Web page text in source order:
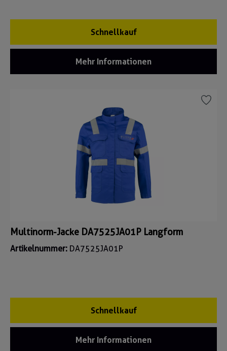
Schnellkauf
Mehr Informationen
Multinorm-Jacke DA7525JA01P Langform
Artikelnummer: DA7525JA01P
Schnellkauf
Mehr Informationen